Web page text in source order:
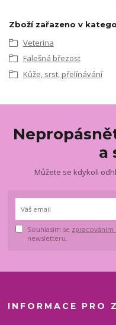
Zboží zařazeno v
Veterina
Falešná březost
Kůže, srst, přelínávání
a
Můžete se kdykoli
Souhlasím se zpracováním
newsletteru.
INFORMACE PRO